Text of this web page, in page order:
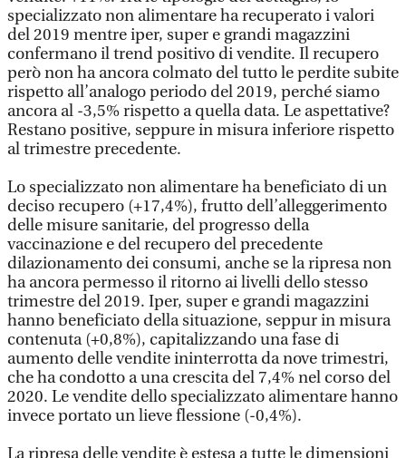
specializzato non alimentare ha recuperato i valori
del 2019 mentre iper, super e grandi magazzini
confermano il trend positivo di vendite. Il recupero
però non ha ancora colmato del tutto le perdite subite
rispetto all’analogo periodo del 2019, perché siamo
ancora al -3,5% rispetto a quella data. Le aspettative?
Restano positive, seppure in misura inferiore rispetto
al trimestre precedente.
Lo specializzato non alimentare ha beneficiato di un
deciso recupero (+17,4%), frutto dell’alleggerimento
delle misure sanitarie, del progresso della
vaccinazione e del recupero del precedente
dilazionamento dei consumi, anche se la ripresa non
ha ancora permesso il ritorno ai livelli dello stesso
trimestre del 2019. Iper, super e grandi magazzini
hanno beneficiato della situazione, seppur in misura
contenuta (+0,8%), capitalizzando una fase di
aumento delle vendite ininterrotta da nove trimestri,
che ha condotto a una crescita del 7,4% nel corso del
2020. Le vendite dello specializzato alimentare hanno
invece portato un lieve flessione (-0,4%).
La ripresa delle vendite è estesa a tutte le dimensioni